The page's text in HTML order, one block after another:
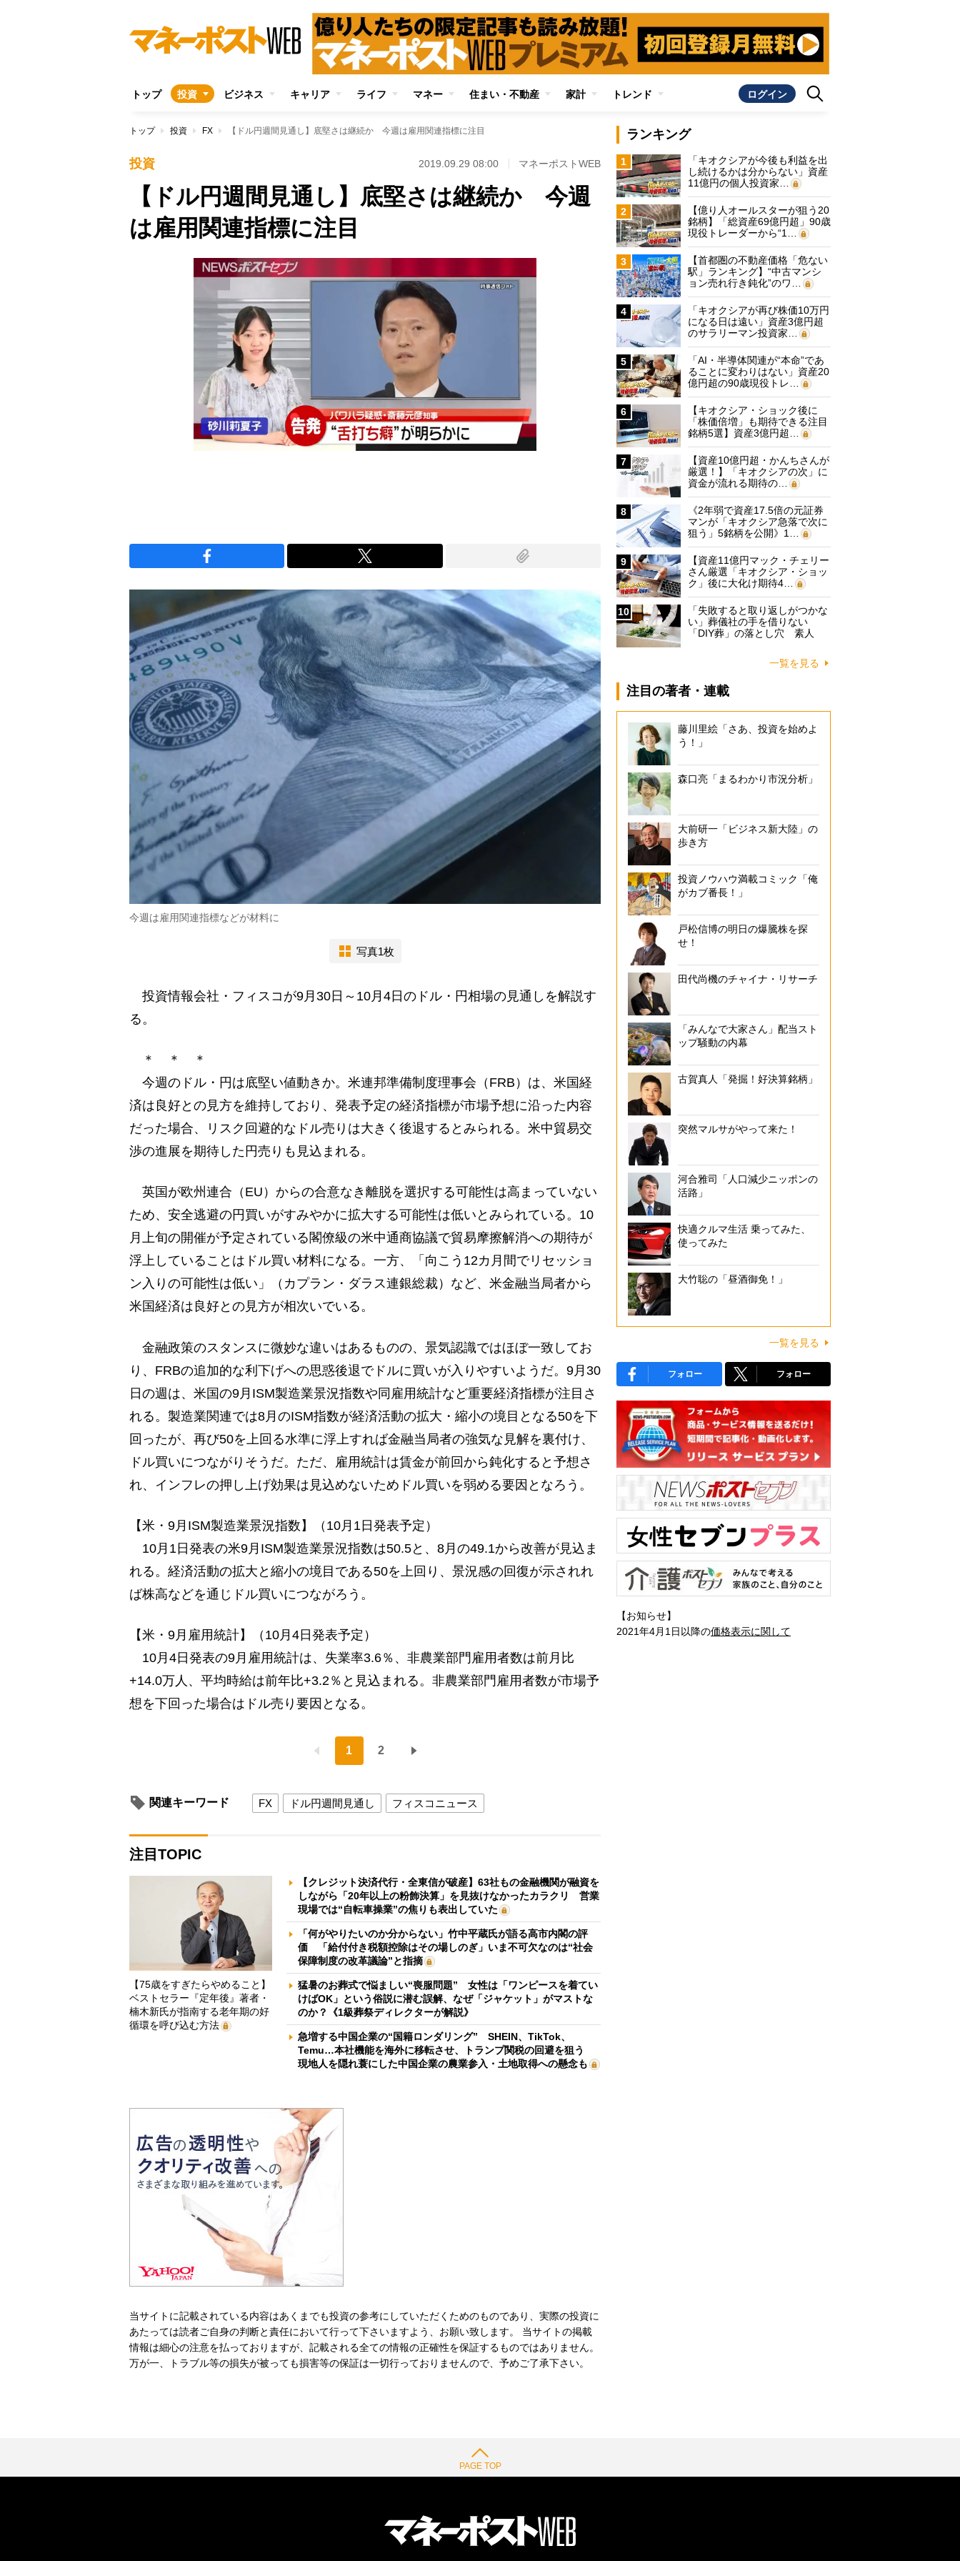
トップ 投資 ビジネス キャリア ライフ マネー 住まい・不動産 家計 トレンド ログイン
トップ 投資 FX 【ドル円週間見通し】底堅さは継続か 今週は雇用関連指標に注目
投資 2019.09.29 08:00 マネーポストWEB
【ドル円週間見通し】底堅さは継続か 今週
は雇用関連指標に注目
今週は雇用関連指標などが材料に
写真1枚
投資情報会社・フィスコが9月30日～10月4日のドル・円相場の見通しを解説す
る。
＊ ＊ ＊
今週のドル・円は底堅い値動きか。米連邦準備制度理事会（FRB）は、米国経
済は良好との見方を維持しており、発表予定の経済指標が市場予想に沿った内容
だった場合、リスク回避的なドル売りは大きく後退するとみられる。米中貿易交
渉の進展を期待した円売りも見込まれる。
英国が欧州連合（EU）からの合意なき離脱を選択する可能性は高まっていない
ため、安全逃避の円買いがすみやかに拡大する可能性は低いとみられている。10
月上旬の開催が予定されている閣僚級の米中通商協議で貿易摩擦解消への期待が
浮上していることはドル買い材料になる。一方、「向こう12カ月間でリセッショ
ン入りの可能性は低い」（カプラン・ダラス連銀総裁）など、米金融当局者から
米国経済は良好との見方が相次いでいる。
金融政策のスタンスに微妙な違いはあるものの、景気認識ではほぼ一致してお
り、FRBの追加的な利下げへの思惑後退でドルに買いが入りやすいようだ。9月30
日の週は、米国の9月ISM製造業景況指数や同雇用統計など重要経済指標が注目さ
れる。製造業関連では8月のISM指数が経済活動の拡大・縮小の境目となる50を下
回ったが、再び50を上回る水準に浮上すれば金融当局者の強気な見解を裏付け、
ドル買いにつながりそうだ。ただ、雇用統計は賃金が前回から鈍化すると予想さ
れ、インフレの押し上げ効果は見込めないためドル買いを弱める要因となろう。
【米・9月ISM製造業景況指数】（10月1日発表予定）
10月1日発表の米9月ISM製造業景況指数は50.5と、8月の49.1から改善が見込ま
れる。経済活動の拡大と縮小の境目である50を上回り、景況感の回復が示されれ
ば株高などを通じドル買いにつながろう。
【米・9月雇用統計】（10月4日発表予定）
10月4日発表の9月雇用統計は、失業率3.6％、非農業部門雇用者数は前月比
+14.0万人、平均時給は前年比+3.2％と見込まれる。非農業部門雇用者数が市場予
想を下回った場合はドル売り要因となる。
1 2
関連キーワード FX ドル円週間見通し フィスコニュース
注目TOPIC
【75歳をすぎたらやめること】
ベストセラー『定年後』著者・
楠木新氏が指南する老年期の好
循環を呼び込む方法
【クレジット決済代行・全東信が破産】63社もの金融機関が融資を
しながら「20年以上の粉飾決算」を見抜けなかったカラクリ 営業
現場では“自転車操業”の焦りも表出していた
「何がやりたいのか分からない」竹中平蔵氏が語る高市内閣の評
価 「給付付き税額控除はその場しのぎ」いま不可欠なのは“社会
保障制度の改革議論”と指摘
猛暑のお葬式で悩ましい“喪服問題” 女性は「ワンピースを着てい
けばOK」という俗説に潜む誤解、なぜ「ジャケット」がマストな
のか？《1級葬祭ディレクターが解説》
急増する中国企業の“国籍ロンダリング” SHEIN、TikTok、
Temu…本社機能を海外に移転させ、トランプ関税の回避を狙う
現地人を隠れ蓑にした中国企業の農業参入・土地取得への懸念も
当サイトに記載されている内容はあくまでも投資の参考にしていただくためのものであり、実際の投資に
あたっては読者ご自身の判断と責任において行って下さいますよう、お願い致します。 当サイトの掲載
情報は細心の注意を払っておりますが、記載される全ての情報の正確性を保証するものではありません。
万が一、トラブル等の損失が被っても損害等の保証は一切行っておりませんので、予めご了承下さい。
ランキング
1
「キオクシアが今後も利益を出
し続けるかは分からない」資産
11億円の個人投資家…
2
【億り人オールスターが狙う20
銘柄】「総資産69億円超」90歳
現役トレーダーから“1…
3
【首都圏の不動産価格「危ない
駅」ランキング】“中古マンシ
ョン売れ行き鈍化”のワ…
4
「キオクシアが再び株価10万円
になる日は遠い」資産3億円超
のサラリーマン投資家…
5
「AI・半導体関連が“本命”であ
ることに変わりはない」資産20
億円超の90歳現役トレ…
6
【キオクシア・ショック後に
「株価倍増」も期待できる注目
銘柄5選】資産3億円超…
7
【資産10億円超・かんちさんが
厳選！】「キオクシアの次」に
資金が流れる期待の…
8
《2年弱で資産17.5倍の元証券
マンが「キオクシア急落で次に
狙う」5銘柄を公開》1…
9
【資産11億円マック・チェリー
さん厳選「キオクシア・ショッ
ク」後に大化け期待4…
10
「失敗すると取り返しがつかな
い」葬儀社の手を借りない
「DIY葬」の落とし穴 素人
一覧を見る
注目の著者・連載
藤川里絵「さあ、投資を始めよ
う！」
森口亮「まるわかり市況分析」
大前研一「ビジネス新大陸」の
歩き方
投資ノウハウ満載コミック「俺
がカブ番長！」
戸松信博の明日の爆騰株を探
せ！
田代尚機のチャイナ・リサーチ
「みんなで大家さん」配当スト
ップ騒動の内幕
古賀真人「発掘！好決算銘柄」
突然マルサがやって来た！
河合雅司「人口減少ニッポンの
活路」
快適クルマ生活 乗ってみた、
使ってみた
大竹聡の「昼酒御免！」
一覧を見る
フォロー フォロー
【お知らせ】
2021年4月1日以降の価格表示に関して
PAGE TOP